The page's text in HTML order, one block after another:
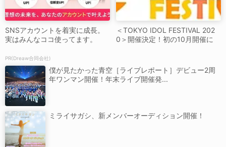
SNSアカウントを着実に成長。
実はみんなココ使ってます。
PR(Dreaw合同会社)
＜TOKYO IDOL FESTIVAL 202
0＞開催決定！初の10月開催に
僕が見たかった青空［ライブレポート］デビュー2周
年ワンマン開催！年末ライブ開催発...
ミライサガシ、新メンバーオーディション開催！